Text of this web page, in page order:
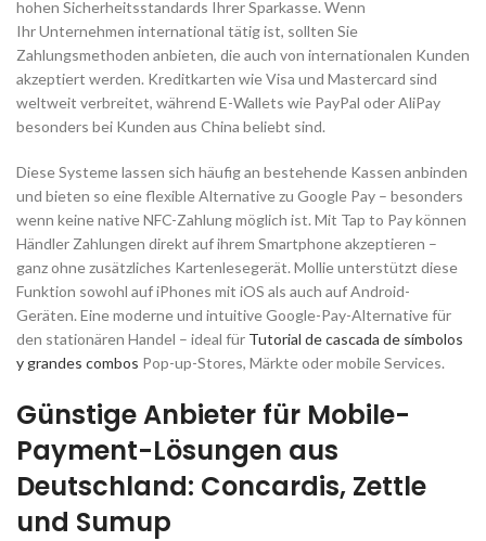
hohen Sicherheits­standards Ihrer Sparkasse. Wenn
Ihr Unternehmen international tätig ist, sollten Sie
Zahlungsmethoden anbieten, die auch von internationalen Kunden
akzeptiert werden. Kreditkarten wie Visa und Mastercard sind
weltweit verbreitet, während E-Wallets wie PayPal oder AliPay
besonders bei Kunden aus China beliebt sind.
Diese Systeme lassen sich häufig an bestehende Kassen anbinden
und bieten so eine flexible Alternative zu Google Pay – besonders
wenn keine native NFC-Zahlung möglich ist. Mit Tap to Pay können
Händler Zahlungen direkt auf ihrem Smartphone akzeptieren –
ganz ohne zusätzliches Kartenlesegerät. Mollie unterstützt diese
Funktion sowohl auf iPhones mit iOS als auch auf Android-
Geräten. Eine moderne und intuitive Google-Pay-Alternative für
den stationären Handel – ideal für Tutorial de cascada de símbolos
y grandes combos Pop-up-Stores, Märkte oder mobile Services.
Günstige Anbieter für Mobile-
Payment-Lösungen aus
Deutschland: Concardis, Zettle
und Sumup